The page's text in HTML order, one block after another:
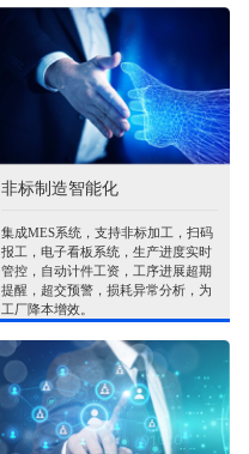
非标制造智能化
集成MES系统，支持非标加工，扫码
报工，电子看板系统，生产进度实时
管控，自动计件工资，工序进展超期
提醒，超交预警，损耗异常分析，为
工厂降本增效。